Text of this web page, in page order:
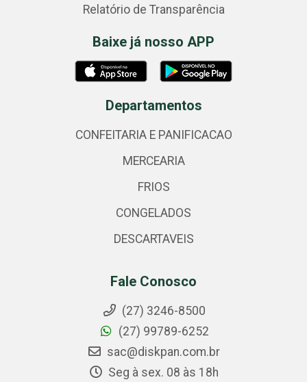
Relatório de Transparência
Baixe já nosso APP
Departamentos
CONFEITARIA E PANIFICACAO
MERCEARIA
FRIOS
CONGELADOS
DESCARTAVEIS
Fale Conosco
(27) 3246-8500
(27) 99789-6252
sac@diskpan.com.br
Seg à sex. 08 às 18h